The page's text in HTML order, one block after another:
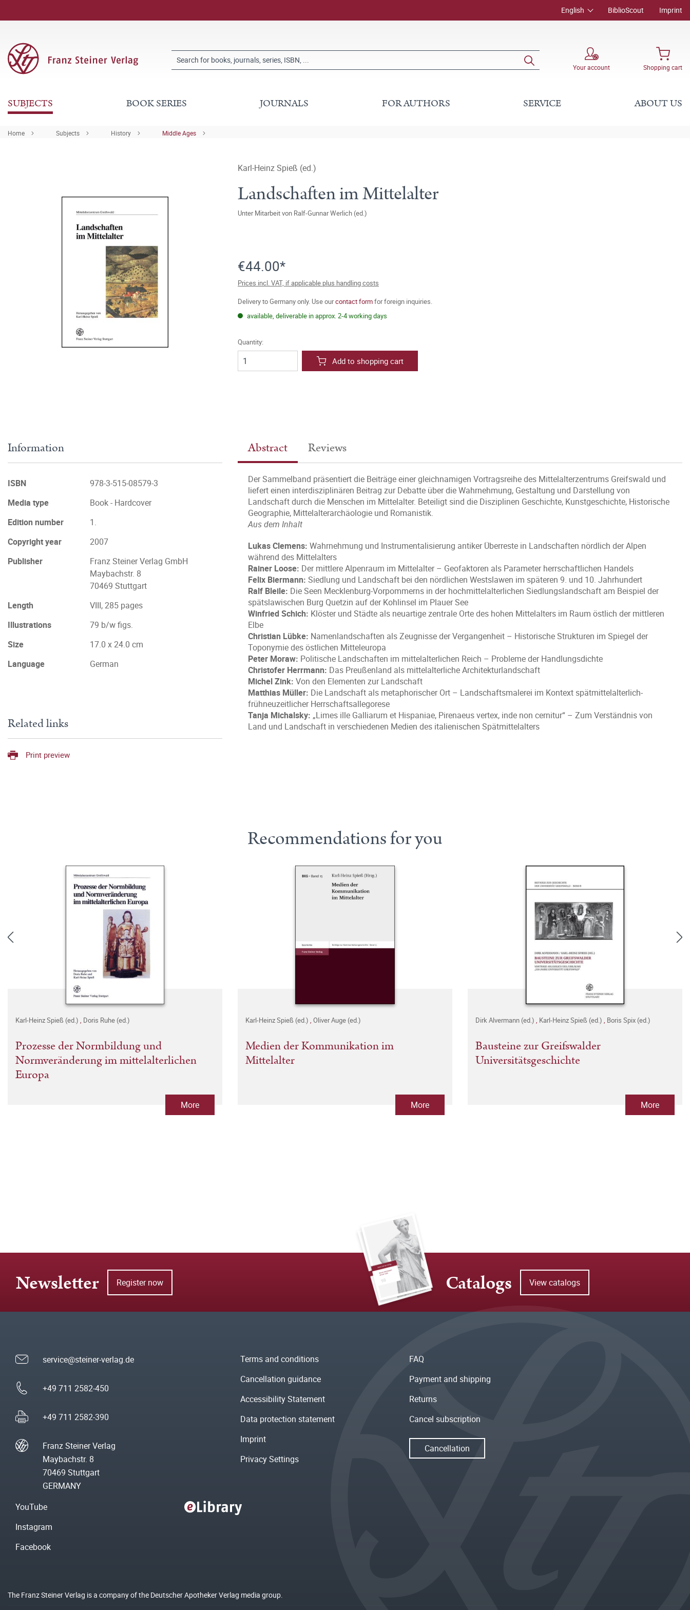
English BiblioScout Imprint
Your account Shopping cart
SUBJECTS BOOK SERIES JOURNALS FOR AUTHORS SERVICE ABOUT US
Home Subjects History Middle Ages
Karl-Heinz Spieß (ed.)
Landschaften im Mittelalter
Unter Mitarbeit von Ralf-Gunnar Werlich (ed.)
€44.00*
Prices incl. VAT, if applicable plus handling costs
Delivery to Germany only. Use ourcontact formfor foreign inquiries.
available, deliverable in approx. 2-4 working days
Quantity:
Add to shopping cart
Abstract Reviews
Der Sammelband präsentiert die Beiträge einer gleichnamigen Vortragsreihe des Mittelalterzentrums Greifswald und
liefert einen interdisziplinären Beitrag zur Debatte über die Wahrnehmung, Gestaltung und Darstellung von
Landschaft durch die Menschen im Mittelalter. Beteiligt sind die Disziplinen Geschichte, Kunstgeschichte, Historische
Geographie, Mittelalterarchäologie und Romanistik.
Aus dem Inhalt
Lukas Clemens: Wahrnehmung und Instrumentalisierung antiker Überreste in Landschaften nördlich der Alpen
während des Mittelalters
Rainer Loose: Der mittlere Alpenraum im Mittelalter – Geofaktoren als Parameter herrschaftlichen Handels
Felix Biermann: Siedlung und Landschaft bei den nördlichen Westslawen im späteren 9. und 10. Jahrhundert
Ralf Bleile: Die Seen Mecklenburg-Vorpommerns in der hochmittelalterlichen Siedlungslandschaft am Beispiel der
spätslawischen Burg Quetzin auf der Kohlinsel im Plauer See
Winfried Schich: Klöster und Städte als neuartige zentrale Orte des hohen Mittelalters im Raum östlich der mittleren
Elbe
Christian Lübke: Namenlandschaften als Zeugnisse der Vergangenheit – Historische Strukturen im Spiegel der
Toponymie des östlichen Mitteleuropa
Peter Moraw: Politische Landschaften im mittelalterlichen Reich – Probleme der Handlungsdichte
Christofer Herrmann: Das Preußenland als mittelalterliche Architekturlandschaft
Michel Zink: Von den Elementen zur Landschaft
Matthias Müller: Die Landschaft als metaphorischer Ort – Landschaftsmalerei im Kontext spätmittelalterlich-
frühneuzeitlicher Herrschaftsallegorese
Tanja Michalsky: „Limes ille Galliarum et Hispaniae, Pirenaeus vertex, inde non cernitur“ – Zum Verständnis von
Land und Landschaft in verschiedenen Medien des italienischen Spätmittelalters
Information
ISBN
978-3-515-08579-3
Media type
Book - Hardcover
Edition number
1.
Copyright year
2007
Publisher
Franz Steiner Verlag GmbH
Maybachstr. 8
70469 Stuttgart
Length
VIII, 285 pages
Illustrations
79 b/w figs.
Size
17.0 x 24.0 cm
Language
German
Related links
Print preview
Recommendations for you
Karl-Heinz Spieß (ed.) , Doris Ruhe (ed.)
Prozesse der Normbildung und
Normveränderung im mittelalterlichen
Europa
More
Karl-Heinz Spieß (ed.) , Oliver Auge (ed.)
Medien der Kommunikation im
Mittelalter
More
Dirk Alvermann (ed.) , Karl-Heinz Spieß (ed.) , Boris Spix (ed.)
Bausteine zur Greifswalder
Universitätsgeschichte
More
Newsletter Register now Catalogs View catalogs
service@steiner-verlag.de
+49 711 2582-450
+49 711 2582-390
Franz Steiner Verlag
Maybachstr. 8
70469 Stuttgart
GERMANY
Terms and conditions
Cancellation guidance
Accessibility Statement
Data protection statement
Imprint
Privacy Settings
FAQ
Payment and shipping
Returns
Cancel subscription
Cancellation
YouTube
Instagram
Facebook
The Franz Steiner Verlag is a company of the Deutscher Apotheker Verlag media group.